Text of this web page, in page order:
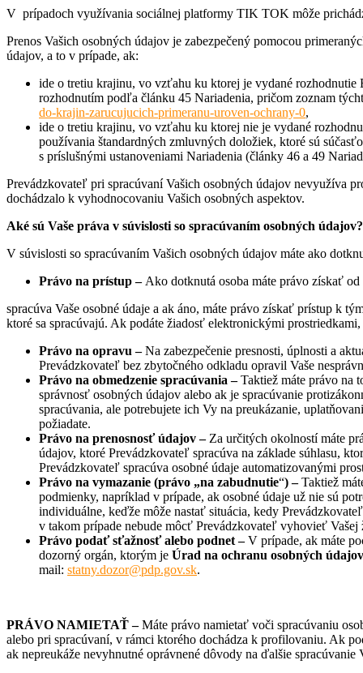
V prípadoch využívania sociálnej platformy TIK TOK môže
Prenos Vašich osobných údajov je zabezpečený pomocou
údajov, a to v prípade, ak:
ide o tretiu krajinu, vo vzťahu ku ktorej je vydané rozhodnutie
rozhodnutím podľa článku 45 Nariadenia, pričom zoznam
do-krajin-zarucujucich-primeranu-uroven-ochrany-0,
ide o tretiu krajinu, vo vzťahu ku ktorej nie je vydané
používania štandardných zmluvných doložiek, ktoré sú
s príslušnými ustanoveniami Nariadenia (články 46 a 49
Prevádzkovateľ pri spracúvaní Vašich osobných údajov nevyužíva
dochádzalo k vyhodnocovaniu Vašich osobných aspektov.
Aké sú Vaše práva v súvislosti so spracúvaním osobných údajov?
V súvislosti so spracúvaním Vašich osobných údajov máte ako
Právo na prístup – Ako dotknutá osoba máte právo získať
spracúva Vaše osobné údaje a ak áno, máte právo získať prístup k
ktoré sa spracúvajú. Ak podáte žiadosť elektronickými
Právo na opravu –Na zabezpečenie presnosti, úplnosti a
Prevádzkovateľ bez zbytočného odkladu opravil Vaše
Právo na obmedzenie spracúvania –Taktiež máte právo na
správnosť osobných údajov alebo ak je spracúvanie
spracúvania, ale potrebujete ich Vy na preukázanie,
požiadate.
Právo na prenosnosť údajov – Za určitých okolností máte
údajov, ktoré Prevádzkovateľ spracúva na základe súhlasu,
Prevádzkovateľ spracúva osobné údaje automatizovanými
Právo na vymazanie (právo „na zabudnutie“) –Taktiež
podmienky, napríklad v prípade, ak osobné údaje už nie sú
individuálne, keďže môže nastať situácia, kedy
v takom prípade nebude môcť Prevádzkovateľ vyhovieť Vašej
Právo podať sťažnosť alebo podnet –V prípade, ak máte
dozorný orgán, ktorým je Úrad na ochranu osobných
mail: statny.dozor@pdp.gov.sk.
PRÁVO NAMIETAŤ –Máte právo namietať voči spracúvaniu
alebo pri spracúvaní, v rámci ktorého dochádza k profilovaniu. Ak
ak nepreukáže nevyhnutné oprávnené dôvody na ďalšie spracúvanie